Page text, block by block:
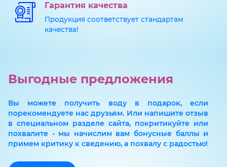
Гарантия качества
Продукция соответствует стандартам
качества!
Выгодные предложения
Вы можете получить воду в подарок, если
порекомендуете нас друзьям. Или напишите отзыв
в специальном разделе сайта, покритикуйте или
похвалите - мы начислим вам бонусные баллы и
примем критику к сведению, а похвалу с радостью!